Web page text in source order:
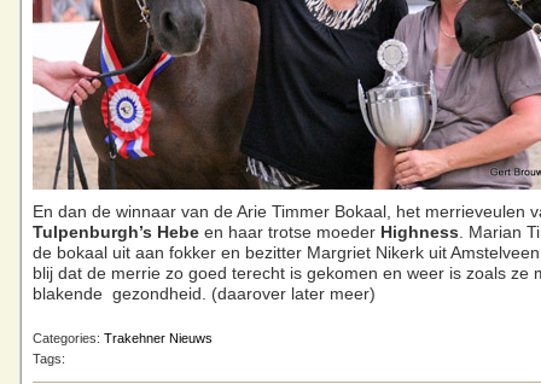
En dan de winnaar van de Arie Timmer Bokaal, het merrieveulen
Tulpenburgh’s Hebe en haar trotse moeder Highness. Marian
de bokaal uit aan fokker en bezitter Margriet Nikerk uit
blij dat de merrie zo goed terecht is gekomen en weer is zoals ze
blakende gezondheid. (daarover later meer)
Categories: Trakehner Nieuws
Tags: